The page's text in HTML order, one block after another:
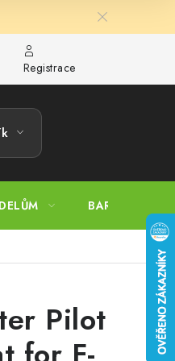
(B2B)
Registrace
BARVY A
Pilot